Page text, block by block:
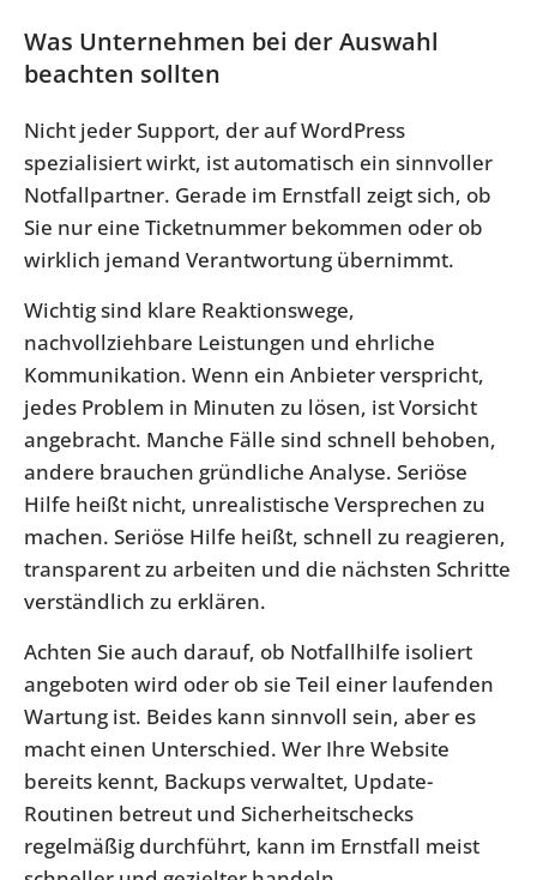
Was Unternehmen bei der Auswahl
beachten sollten
Nicht jeder Support, der auf WordPress
spezialisiert wirkt, ist automatisch ein sinnvoller
Notfallpartner. Gerade im Ernstfall zeigt sich, ob
Sie nur eine Ticketnummer bekommen oder ob
wirklich jemand Verantwortung übernimmt.
Wichtig sind klare Reaktionswege,
nachvollziehbare Leistungen und ehrliche
Kommunikation. Wenn ein Anbieter verspricht,
jedes Problem in Minuten zu lösen, ist Vorsicht
angebracht. Manche Fälle sind schnell behoben,
andere brauchen gründliche Analyse. Seriöse
Hilfe heißt nicht, unrealistische Versprechen zu
machen. Seriöse Hilfe heißt, schnell zu reagieren,
transparent zu arbeiten und die nächsten Schritte
verständlich zu erklären.
Achten Sie auch darauf, ob Notfallhilfe isoliert
angeboten wird oder ob sie Teil einer laufenden
Wartung ist. Beides kann sinnvoll sein, aber es
macht einen Unterschied. Wer Ihre Website
bereits kennt, Backups verwaltet, Update-
Routinen betreut und Sicherheitschecks
regelmäßig durchführt, kann im Ernstfall meist